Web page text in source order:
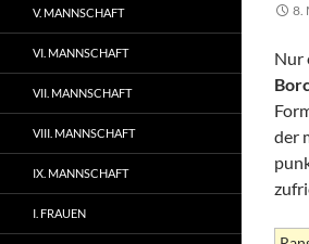
8.
Nur
der
V. MANNSCHAFT
VI. MANNSCHAFT
VII. MANNSCHAFT
VIII. MANNSCHAFT
IX. MANNSCHAFT
I. FRAUEN